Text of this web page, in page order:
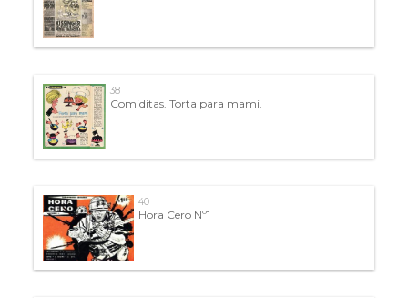
38
Comiditas. Torta para mami.
40
Hora Cero Nº1